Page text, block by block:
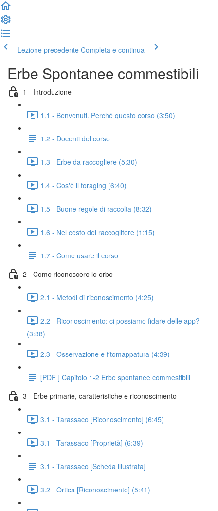
Lezione precedente Completa e continua
Erbe Spontanee commestibili
1 - Introduzione
1.1 - Benvenuti. Perché questo corso (3:50)
1.2 - Docenti del corso
1.3 - Erbe da raccogliere (5:30)
1.4 - Cos'è il foraging (6:40)
1.5 - Buone regole di raccolta (8:32)
1.6 - Nel cesto del raccoglitore (1:15)
1.7 - Come usare il corso
2 - Come riconoscere le erbe
2.1 - Metodi di riconoscimento (4:25)
2.2 - Riconoscimento: ci possiamo fidare delle app?
(3:38)
2.3 - Osservazione e fitomappatura (4:39)
[PDF ] Capitolo 1-2 Erbe spontanee commestibili
3 - Erbe primarie, caratteristiche e riconoscimento
3.1 - Tarassaco [Riconoscimento] (6:45)
3.1 - Tarassaco [Proprietà] (6:39)
3.1 - Tarassaco [Scheda illustrata]
3.2 - Ortica [Riconoscimento] (5:41)